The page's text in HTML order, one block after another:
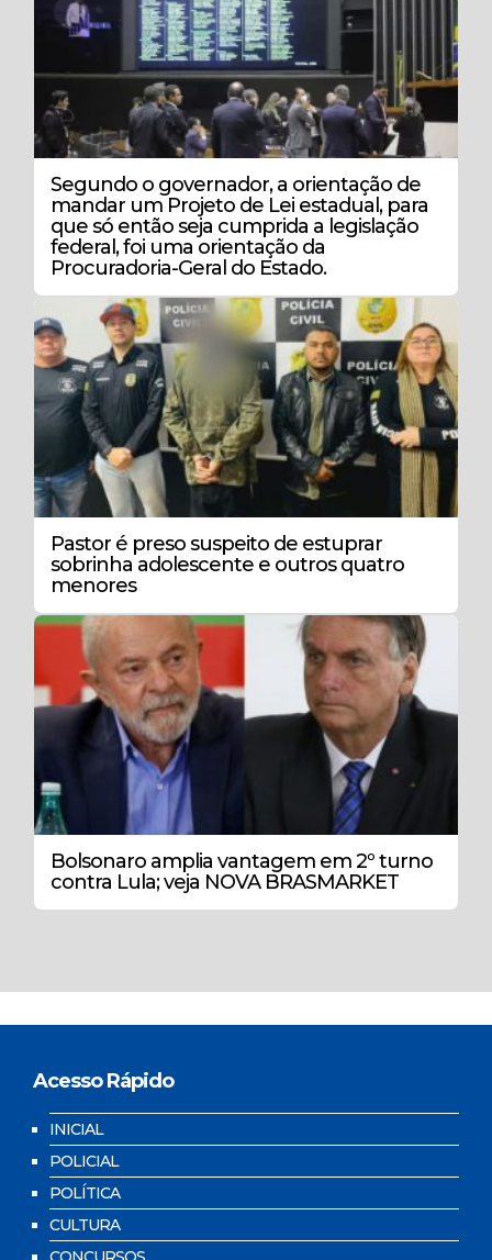
Segundo o governador, a orientação de
mandar um Projeto de Lei estadual, para
que só então seja cumprida a legislação
federal, foi uma orientação da
Procuradoria-Geral do Estado.
Pastor é preso suspeito de estuprar
sobrinha adolescente e outros quatro
menores
Bolsonaro amplia vantagem em 2º turno
contra Lula; veja NOVA BRASMARKET
Acesso Rápido
INICIAL
POLICIAL
POLÍTICA
CULTURA